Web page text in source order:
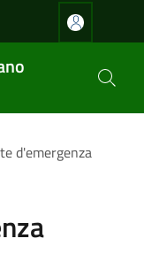
d'emergenza